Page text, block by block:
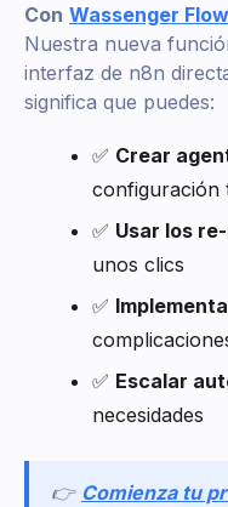
Con Wassenger
Nuestra nueva
interfaz de n8n
significa que puedes:
✅ Crear
configuración
✅ Usar los
unos clics
✅
✅ Escalar
necesidades
👉 Comienza tu